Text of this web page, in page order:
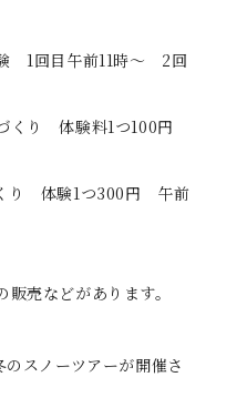
1回目午前11時～ 2回
くり 体験料1つ100円
り 体験1つ300円 午前
売などがあります。
スノーツアーが開催さ